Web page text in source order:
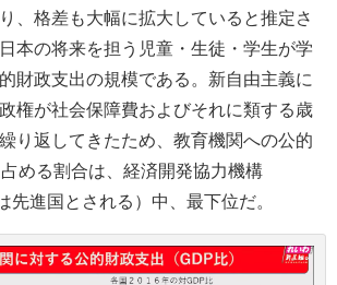
、格差も大幅に拡大していると推定さ
本の将来を担う児童・生徒・学生が学
財政支出の規模である。新自由主義に
権が社会保障費およびそれに類する歳
り返してきたため、教育機関への公的
める割合は、経済開発協力機構
先進国とされる）中、最下位だ。